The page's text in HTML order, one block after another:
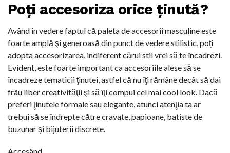
Poţi accesoriza orice ţinută?
Având în vedere faptul că paleta de accesorii masculine este
foarte amplă şi generoasă din punct de vedere stilistic, poţi
adopta accesorizarea, indiferent cărui stil vrei să te încadrezi.
Evident, este foarte important ca accesoriile alese să se
încadreze tematicii ţinutei, astfel că nu îţi rămâne decât să dai
frâu liber creativităţii şi să îţi compui cel mai cool look. Dacă
preferi ţinutele formale sau elegante, atunci atenţia ta ar
trebui să se îndrepte către cravate, papioane, batiste de
buzunar şi bijuterii discrete.